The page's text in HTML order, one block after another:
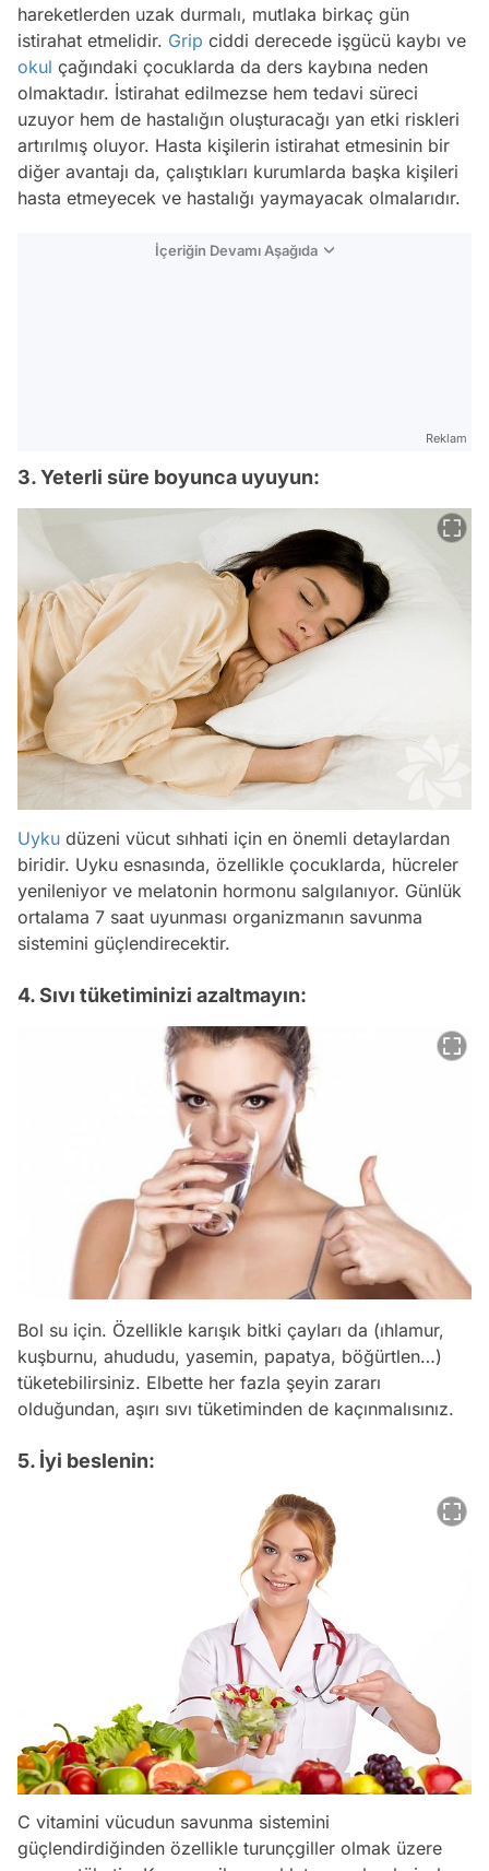
hareketlerden uzak durmalı, mutlaka birkaç gün
istirahat etmelidir. Grip ciddi derecede işgücü kaybı ve
okul çağındaki çocuklarda da ders kaybına neden
olmaktadır. İstirahat edilmezse hem tedavi süreci
uzuyor hem de hastalığın oluşturacağı yan etki riskleri
artırılmış oluyor. Hasta kişilerin istirahat etmesinin bir
diğer avantajı da, çalıştıkları kurumlarda başka kişileri
hasta etmeyecek ve hastalığı yaymayacak olmalarıdır.
İçeriğin Devamı Aşağıda
Reklam
3. Yeterli süre boyunca uyuyun:
Uyku düzeni vücut sıhhati için en önemli detaylardan
biridir. Uyku esnasında, özellikle çocuklarda, hücreler
yenileniyor ve melatonin hormonu salgılanıyor. Günlük
ortalama 7 saat uyunması organizmanın savunma
sistemini güçlendirecektir.
4. Sıvı tüketiminizi azaltmayın:
Bol su için. Özellikle karışık bitki çayları da (ıhlamur,
kuşburnu, ahududu, yasemin, papatya, böğürtlen…)
tüketebilirsiniz. Elbette her fazla şeyin zararı
olduğundan, aşırı sıvı tüketiminden de kaçınmalısınız.
5. İyi beslenin:
C vitamini vücudun savunma sistemini
güçlendirdiğinden özellikle turunçgiller olmak üzere